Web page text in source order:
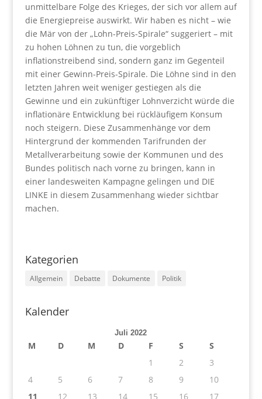
unmittelbare Folge des Krieges, der sich vor allem auf
die Energiepreise auswirkt. Wir haben es nicht – wie
die Mär von der „Lohn-Preis-Spirale“ suggeriert – mit
zu hohen Löhnen zu tun, die vorgeblich
inflationstreibend sind, sondern ganz im Gegenteil
mit einer Gewinn-Preis-Spirale. Die Löhne sind in den
letzten Jahren weit weniger gestiegen als die
Gewinne und ein zukünftiger Lohnverzicht würde die
inflationäre Entwicklung bei rückläufigem Konsum
noch steigern. Diese Zusammenhänge vor dem
Hintergrund der kommenden Tarifrunden der
Metallverarbeitung sowie der Kommunen und des
Bundes politisch nach vorne zu bringen, kann in
einer landesweiten Kampagne gelingen und DIE
LINKE in diesem Zusammenhang wieder sichtbar
machen.
Kategorien
Allgemein Debatte Dokumente Politik
Kalender
Juli 2022
M D M D F S
S
1
2
3
4
5 6 7 8 9
10
11
12 13 14 15 16 17